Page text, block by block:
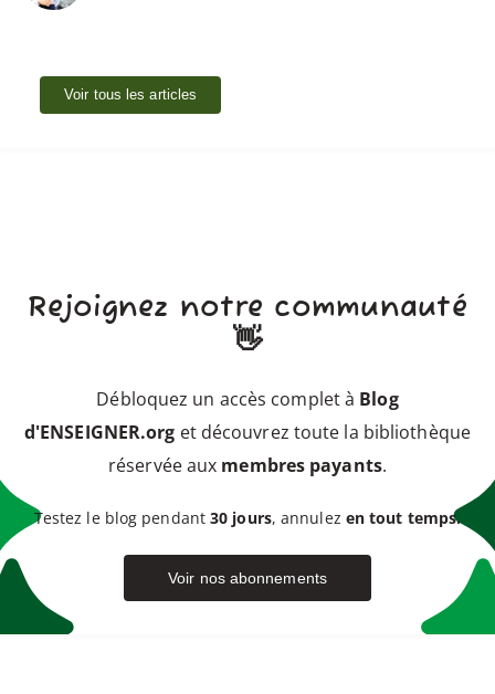
Voir tous les articles
Rejoignez notre communauté
👋
Débloquez un accès complet à Blog
d'ENSEIGNER.org et découvrez toute la bibliothèque
réservée aux membres payants.
Testez le blog pendant30 jours, annulez en tout temps.
Voir nos abonnements